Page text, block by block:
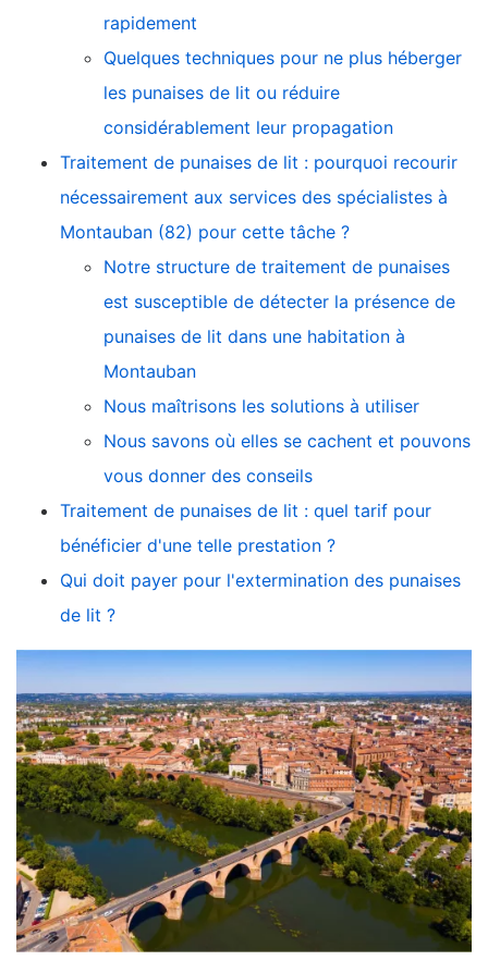
rapidement
Quelques techniques pour ne plus héberger
les punaises de lit ou réduire
considérablement leur propagation
Traitement de punaises de lit : pourquoi recourir
nécessairement aux services des spécialistes à
Montauban (82) pour cette tâche ?
Notre structure de traitement de punaises
est susceptible de détecter la présence de
punaises de lit dans une habitation à
Montauban
Nous maîtrisons les solutions à utiliser
Nous savons où elles se cachent et pouvons
vous donner des conseils
Traitement de punaises de lit : quel tarif pour
bénéficier d'une telle prestation ?
Qui doit payer pour l'extermination des punaises
de lit ?